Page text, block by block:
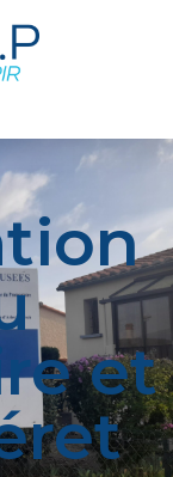
et